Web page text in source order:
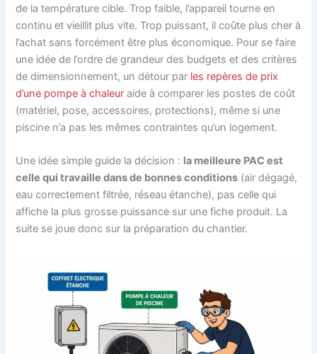
de la température cible. Trop faible, l’appareil tourne en
continu et vieillit plus vite. Trop puissant, il coûte plus cher à
l’achat sans forcément être plus économique. Pour se faire
une idée de l’ordre de grandeur des budgets et des critères
de dimensionnement, un détour par les repères de prix
d’une pompe à chaleur aide à comparer les postes de coût
(matériel, pose, accessoires, protections), même si une
piscine n’a pas les mêmes contraintes qu’un logement.
Une idée simple guide la décision : la meilleure PAC est
celle qui travaille dans de bonnes conditions (air dégagé,
eau correctement filtrée, réseau étanche), pas celle qui
affiche la plus grosse puissance sur une fiche produit. La
suite se joue donc sur la préparation du chantier.